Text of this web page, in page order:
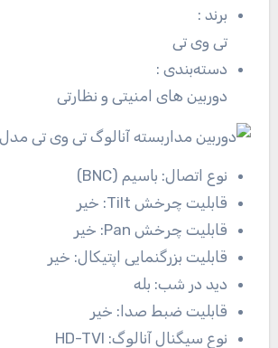
برند:
تی وی تی
دسته‌بندی:
دوربین های امنیتی و نظارتی
نوع اتصال: باسیم (BNC)
قابلیت چرخش Tilt:
خیر
قابلیت چرخش Pan:
خیر
قابلیت بزرگنمایی اپتیکال: خیر
دید در شب: بله
قابلیت ضبط صدا: خیر
نوع سیگنال آنالوگ: HD-TVI